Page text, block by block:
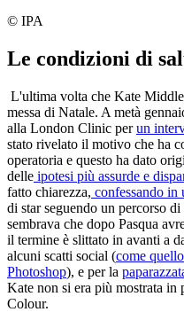
© IPA
Le condizioni di
L'ultima volta che Kate
messa di Natale. A metà
alla London Clinic perun
stato rivelato il motivo che ha
operatoria e questo ha dato
delle ipotesi più assurde e
fatto chiarezza, confessando in
di star seguendo un percorso
sembrava che dopo Pasqua
il termine è slittato in avanti a
alcuni scatti social (come
Photoshop), e per la
Kate non si era più mostrata
Colour.